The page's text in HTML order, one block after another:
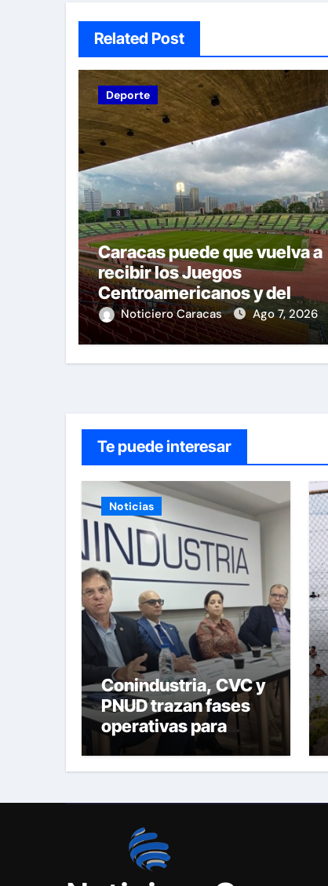
Related Post
Deporte
Caracas puede que vuelva a
recibir los Juegos
Centroamericanos y del
Caribe tras mas de 70 años
Noticiero Caracas Ago 7, 2026
Te puede interesar
Noticias
Conindustria, CVC y
PNUD trazan fases
operativas para
Venezuela